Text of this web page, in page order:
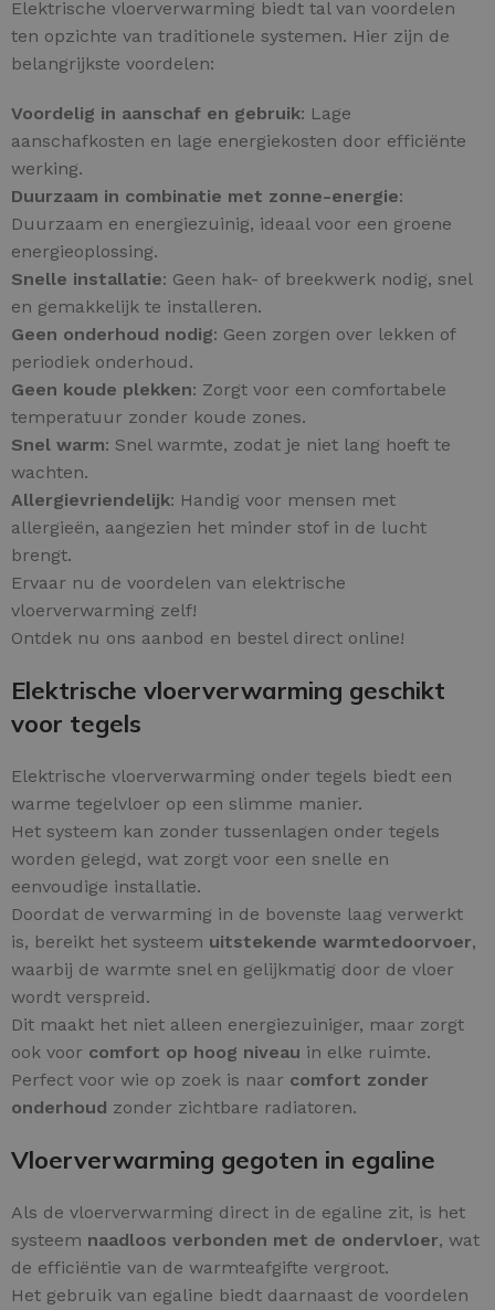
Elektrische vloerverwarming biedt tal van voordelen
ten opzichte van traditionele systemen. Hier zijn de
belangrijkste voordelen:
Voordelig in aanschaf en gebruik: Lage
aanschafkosten en lage energiekosten door efficiënte
werking.
Duurzaam in combinatie met zonne-energie:
Duurzaam en energiezuinig, ideaal voor een groene
energieoplossing.
Snelle installatie: Geen hak- of breekwerk nodig, snel
en gemakkelijk te installeren.
Geen onderhoud nodig: Geen zorgen over lekken of
periodiek onderhoud.
Geen koude plekken: Zorgt voor een comfortabele
temperatuur zonder koude zones.
Snel warm: Snel warmte, zodat je niet lang hoeft te
wachten.
Allergievriendelijk: Handig voor mensen met
allergieën, aangezien het minder stof in de lucht
brengt.
Ervaar nu de voordelen van elektrische
vloerverwarming zelf!
Ontdek nu ons aanbod en bestel direct online!
Elektrische vloerverwarming geschikt
voor tegels
Elektrische vloerverwarming onder tegels biedt een
warme tegelvloer op een slimme manier.
Het systeem kan zonder tussenlagen onder tegels
worden gelegd, wat zorgt voor een snelle en
eenvoudige installatie.
Doordat de verwarming in de bovenste laag verwerkt
is, bereikt het systeem uitstekende warmtedoorvoer,
waarbij de warmte snel en gelijkmatig door de vloer
wordt verspreid.
Dit maakt het niet alleen energiezuiniger, maar zorgt
ook voor comfort op hoog niveau in elke ruimte.
Perfect voor wie op zoek is naar comfort zonder
onderhoud zonder zichtbare radiatoren.
Vloerverwarming gegoten in egaline
Als de vloerverwarming direct in de egaline zit, is het
systeem naadloos verbonden met de ondervloer, wat
de efficiëntie van de warmteafgifte vergroot.
Het gebruik van egaline biedt daarnaast de voordelen